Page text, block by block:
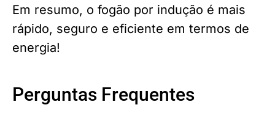
Em resumo, o fogão por indução é mais
rápido, seguro e eficiente em termos de
energia!
Perguntas Frequentes